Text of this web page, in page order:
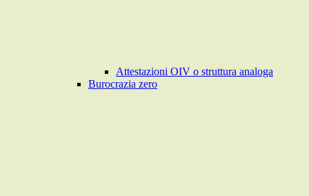
Attestazioni OIV o struttura analoga
Burocrazia zero